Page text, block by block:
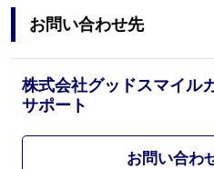
お問い合わせ先
株式会社グッドスマイル
サポート
お問い合わ